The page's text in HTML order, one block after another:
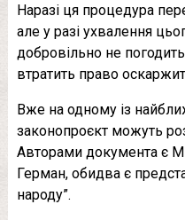
Наразі ця процедура
але у разі ухвалення
добровільно не
втратить право
Вже на одному із
законопроєкт можуть
Авторами документа є
Герман, обидва є
народу”.